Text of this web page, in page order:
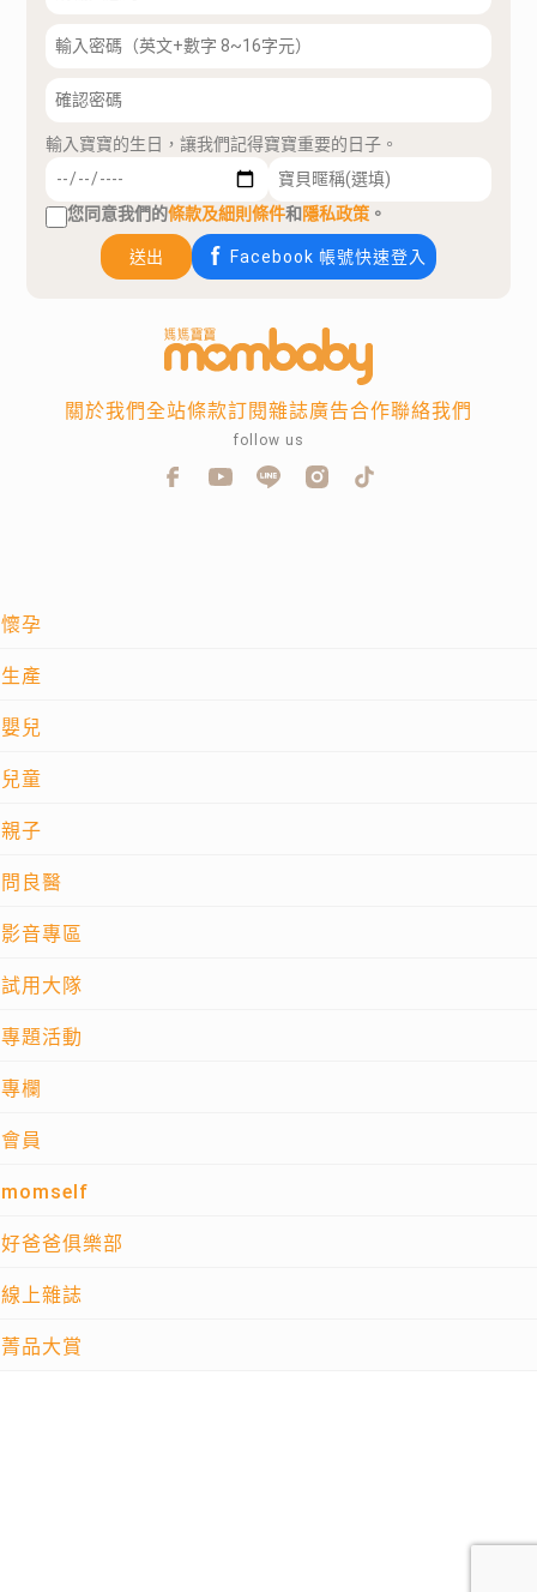
輸入寶寶的生日，讓我們記得寶寶重要的日子。
您同意我們的條款及細則條件和隱私政策 。
送出 Facebook 帳號快速登入
懷孕
生產
嬰兒
兒童
親子
問良醫
影音專區
試用大隊
專題活動
專欄
會員
momself
好爸爸俱樂部
線上雜誌
菁品大賞
關於我們全站條款訂閱雜誌廣告合作聯絡我們
follow us